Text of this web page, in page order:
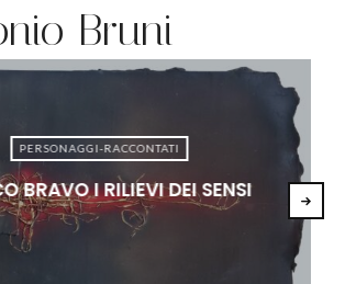
Bruni
PERSONAGGI-RACCONTATI
BRAVO I RILIEVI DEI SENSI